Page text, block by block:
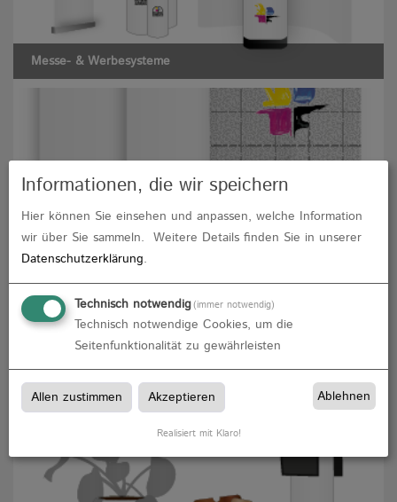
Messe- & Werbesysteme
Planen & Stoffbanner
Schilder- & Plattendruck
Informationen, die wir speichern
Hier können Sie einsehen und anpassen, welche Information
wir über Sie sammeln. Weitere Details finden Sie in unserer
Datenschutzerklärung.
Technisch notwendig(immer notwendig)
Technisch notwendige Cookies, um die
Seitenfunktionalität zu gewährleisten
Allen zustimmen Akzeptieren Ablehnen
Realisiert mit Klaro!